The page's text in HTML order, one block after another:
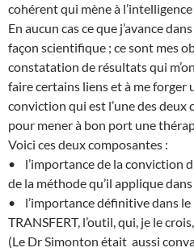
cohérent qui mène à
En aucun cas ce que j’avance
façon scientifique ; ce sont mes
constatation de résultats qui
faire certains liens et à me forger
conviction qui est l’une des deux
pour mener à bon port une
Voici ces deux composantes :
• l’importance de la conviction
de la méthode qu’il applique
• l’importance définitive dans le
TRANSFERT, l’outil, qui, je le
(Le Dr Simonton était aussi